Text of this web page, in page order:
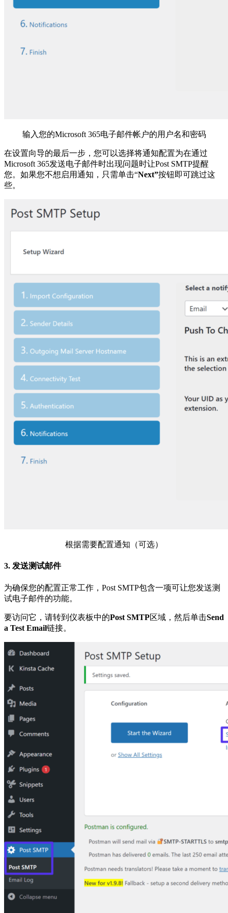
输入您的Microsoft 365电子邮件帐户的用户名和密码
在设置向导的最后一步，您可以选择将通知配置为在通过
Microsoft 365发送电子邮件时出现问题时让Post SMTP提醒
您。如果您不想启用通知，只需单击“Next”按钮即可跳过这
些。
根据需要配置通知（可选）
3. 发送测试邮件
为确保您的配置正常工作，Post SMTP包含一项可让您发送测
试电子邮件的功能。
要访问它，请转到仪表板中的Post SMTP区域，然后单击Send
a Test Email链接。